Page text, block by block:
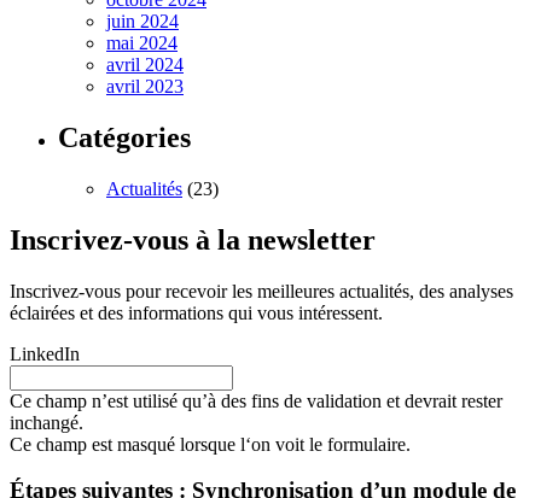
juin 2024
mai 2024
avril 2024
avril 2023
Catégories
Actualités (23)
Inscrivez-vous à la newsletter
Inscrivez-vous pour recevoir les meilleures actualités, des analyses
éclairées et des informations qui vous intéressent.
LinkedIn
Ce champ n’est utilisé qu’à des fins de validation et devrait rester
inchangé.
Ce champ est masqué lorsque l‘on voit le formulaire.
Étapes suivantes : Synchronisation d’un module de